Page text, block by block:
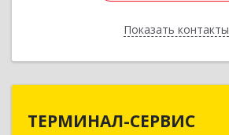
Показать контакты
Назад
ТЕРМИНАЛ-СЕРВИС